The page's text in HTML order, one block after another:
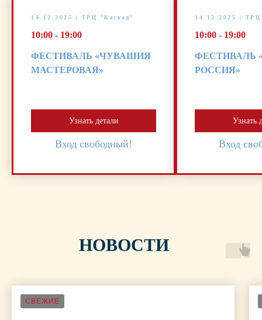
14.12.2025 | ТРЦ "Каскад"
10:00 - 19:00
ФЕСТИВАЛЬ «ЧУВАШИЯ
МАСТЕРОВАЯ»
Узнать детали
Вход свободный!
14.12.2025 | ТРЦ
10:00 - 19:00
ФЕСТИВАЛЬ
РОССИЯ»
Узнать
Вход
НОВОСТИ
СВЕЖИЕ